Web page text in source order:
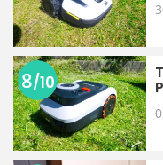
8/10